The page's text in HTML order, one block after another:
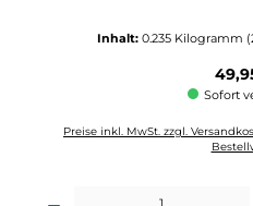
Inhalt: 0.235 Kilogramm
Sofort
Preise inkl. MwSt. zzgl.
Produkt Anzahl: Gib den